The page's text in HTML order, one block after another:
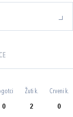
Žuti k. Crveni k.
0 2 0